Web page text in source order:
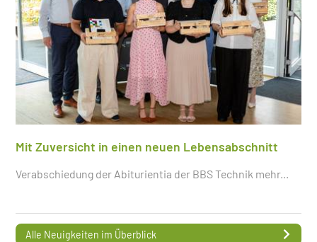
Mit Zuversicht in einen neuen Lebensabschnitt
Verabschiedung der Abiturientia der BBS Technik mehr...
Alle Neuigkeiten im Überblick